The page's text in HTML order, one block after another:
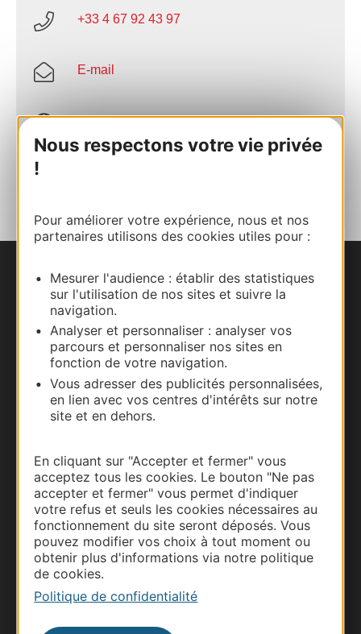
Nous respectons votre vie privée
!
Pour améliorer votre expérience, nous et nos
partenaires utilisons des cookies utiles pour :
Mesurer l'audience : établir des statistiques
sur l'utilisation de nos sites et suivre la
navigation.
Analyser et personnaliser : analyser vos
parcours et personnaliser nos sites en
fonction de votre navigation.
Vous adresser des publicités personnalisées,
en lien avec vos centres d'intérêts sur notre
site et en dehors.
En cliquant sur "Accepter et fermer" vous
acceptez tous les cookies. Le bouton "Ne pas
accepter et fermer" vous permet d'indiquer
votre refus et seuls les cookies nécessaires au
fonctionnement du site seront déposés. Vous
pouvez modifier vos choix à tout moment ou
obtenir plus d'informations via notre politique
de cookies.
Politique de confidentialité
+33 4 67 92 43 97
E-mail
Site internet
Nous contacter
Carte interactive
Documentation
Thermalisme
Business/Mice
Pros d'Occitanie
Site presse et d'influence